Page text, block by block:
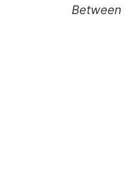
Between